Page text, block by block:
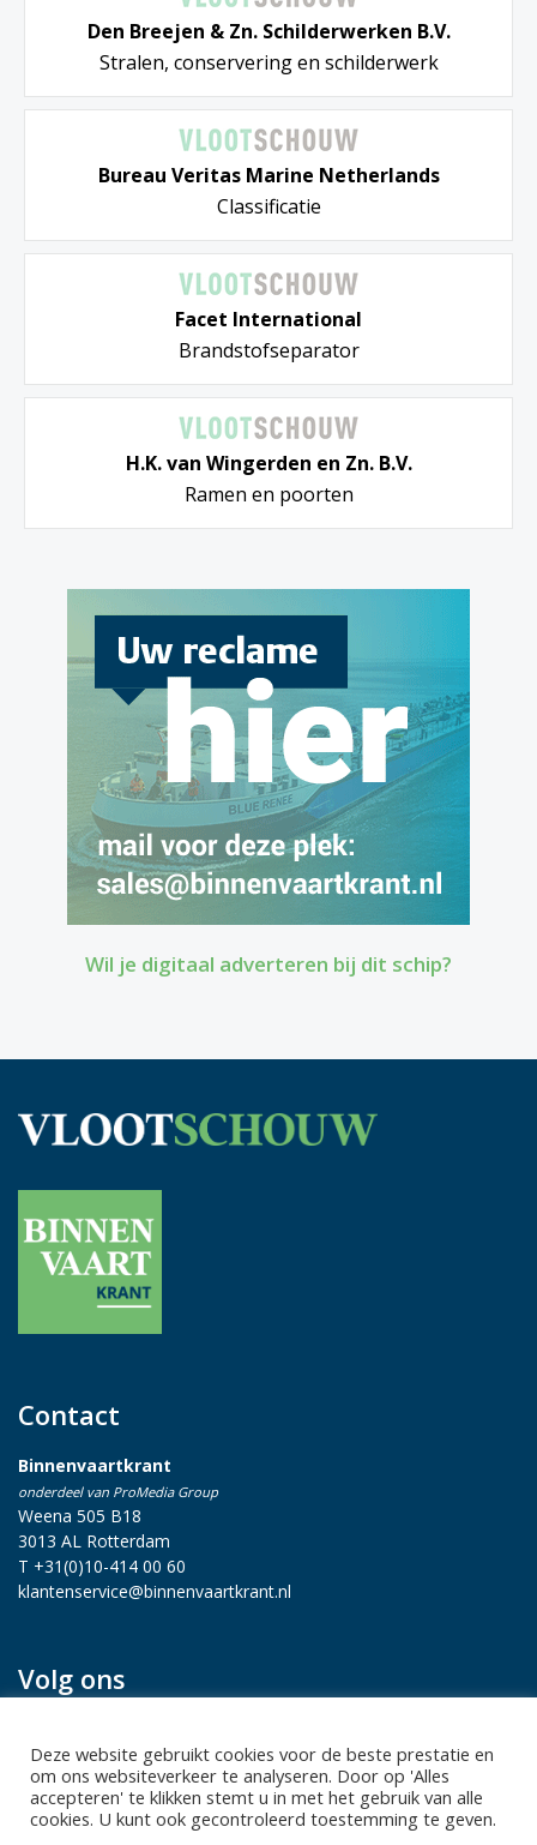
Den Breejen & Zn. Schilderwerken B.V.
Stralen, conservering en schilderwerk
Bureau Veritas Marine Netherlands
Classificatie
Facet International
Brandstofseparator
H.K. van Wingerden en Zn. B.V.
Ramen en poorten
Wil je digitaal adverteren bij dit schip?
Contact
Binnenvaartkrant
onderdeel van ProMedia Group
Weena 505 B18
3013 AL Rotterdam
T +31(0)10-414 00 60
klantenservice@binnenvaartkrant.nl
Volg ons
Deze website gebruikt cookies voor de beste prestatie en
om ons websiteverkeer te analyseren. Door op 'Alles
accepteren' te klikken stemt u in met het gebruik van alle
cookies. U kunt ook gecontroleerd toestemming te geven.